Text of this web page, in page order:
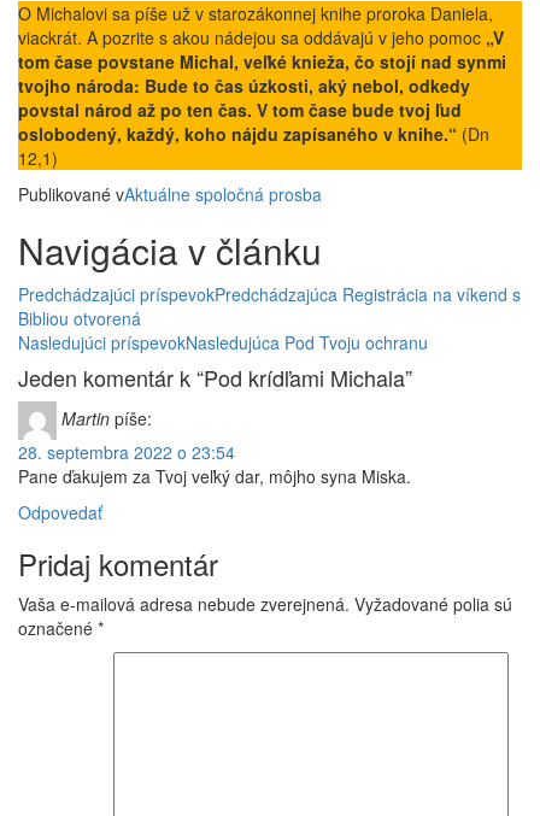
O Michalovi sa píše už v starozákonnej knihe proroka Daniela,
viackrát. A pozrite s akou nádejou sa oddávajú v jeho pomoc „V
tom čase povstane Michal, veľké knieža, čo stojí nad synmi
tvojho národa: Bude to čas úzkosti, aký nebol, odkedy
povstal národ až po ten čas. V tom čase bude tvoj ľud
oslobodený, každý, koho nájdu zapísaného v knihe.“ (Dn
12,1)
Publikované vAktuálne spoločná prosba
Navigácia v článku
Predchádzajúci príspevokPredchádzajúca Registrácia na víkend s
Bibliou otvorená
Nasledujúci príspevokNasledujúca Pod Tvoju ochranu
Jeden komentár k “Pod krídľami Michala”
Martin píše:
28. septembra 2022 o 23:54
Pane ďakujem za Tvoj veľký dar, môjho syna Miska.
Odpovedať
Pridaj komentár
Vaša e-mailová adresa nebude zverejnená. Vyžadované polia sú
označené *